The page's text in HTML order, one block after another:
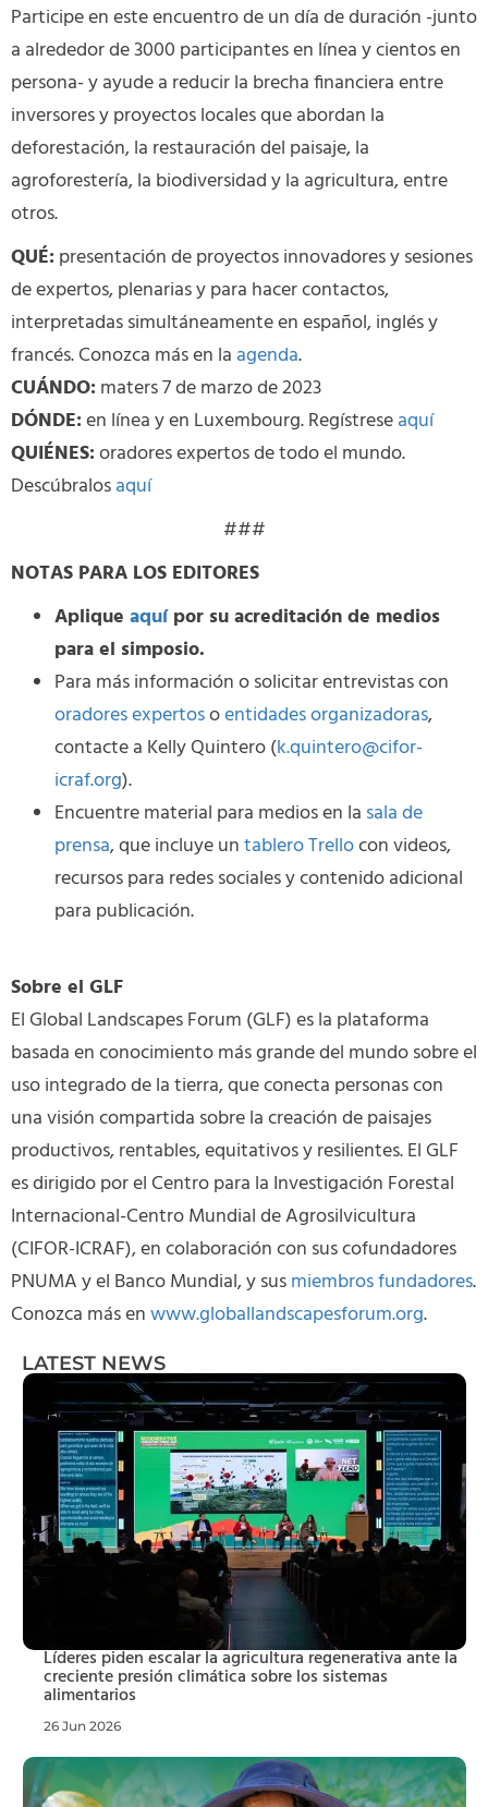
Participe en este encuentro de un día de duración -junto
a alrededor de 3000 participantes en línea y cientos en
persona- y ayude a reducir la brecha financiera entre
inversores y proyectos locales que abordan la
deforestación, la restauración del paisaje, la
agroforestería, la biodiversidad y la agricultura, entre
otros.
QUÉ: presentación de proyectos innovadores y sesiones
de expertos, plenarias y para hacer contactos,
interpretadas simultáneamente en español, inglés y
francés. Conozca más en la agenda.
CUÁNDO: maters 7 de marzo de 2023
DÓNDE:en línea y en Luxembourg. Regístreseaquí
QUIÉNES:oradores expertos de todo el mundo.
Descúbralosaquí
###
NOTAS PARA LOS EDITORES
Aplique aquípor su acreditación de medios
para el simposio.
Para más información o solicitar entrevistas con
oradores expertosoentidades organizadoras,
contacte a Kelly Quintero (k.quintero@cifor-
icraf.org).
Encuentre material para medios en la sala de
prensa, que incluye untablero Trellocon videos,
recursos para redes sociales y contenido adicional
para publicación.
Sobre el GLF
El Global Landscapes Forum (GLF) es la plataforma
basada en conocimiento más grande del mundo sobre el
uso integrado de la tierra, que conecta personas con
una visión compartida sobre la creación de paisajes
productivos, rentables, equitativos y resilientes. El GLF
es dirigido por el Centro para la Investigación Forestal
Internacional-Centro Mundial de Agrosilvicultura
(CIFOR-ICRAF), en colaboración con sus cofundadores
PNUMA y el Banco Mundial, y susmiembros fundadores.
Conozca más enwww.globallandscapesforum.org.
LATEST NEWS
Líderes piden escalar la agricultura regenerativa ante la
creciente presión climática sobre los sistemas
alimentarios
26 Jun 2026